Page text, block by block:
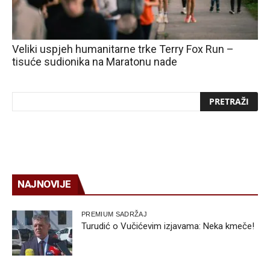
Veliki uspjeh humanitarne trke Terry Fox Run –
tisuće sudionika na Maratonu nade
NAJNOVIJE
PREMIUM SADRŽAJ
Turudić o Vučićevim izjavama: Neka kmeče!